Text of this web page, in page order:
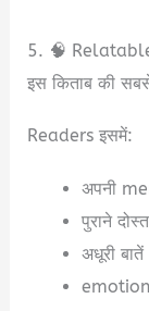
5. 🧠
इस किताब की
Readers इसमें:
अपनी
पुराने दोस्त
अधूरी बातें